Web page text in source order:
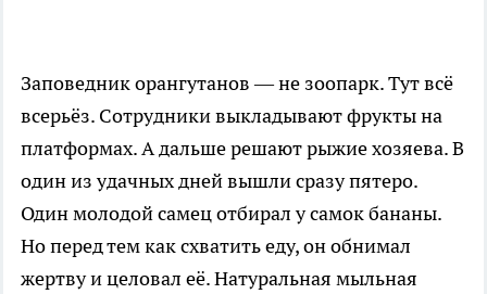
Заповедник орангутанов — не зоопарк. Тут всё
всерьёз. Сотрудники выкладывают фрукты на
платформах. А дальше решают рыжие хозяева. В
один из удачных дней вышли сразу пятеро.
Один молодой самец отбирал у самок бананы.
Но перед тем как схватить еду, он обнимал
жертву и целовал её. Натуральная мыльная